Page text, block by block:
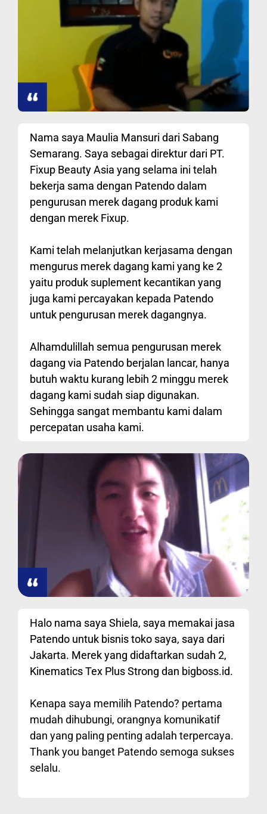
Nama saya Maulia Mansuri dari Sabang
Semarang. Saya sebagai direktur dari PT.
Fixup Beauty Asia yang selama ini telah
bekerja sama dengan Patendo dalam
pengurusan merek dagang produk kami
dengan merek Fixup.
Kami telah melanjutkan kerjasama dengan
mengurus merek dagang kami yang ke 2
yaitu produk suplement kecantikan yang
juga kami percayakan kepada Patendo
untuk pengurusan merek dagangnya.
Alhamdulillah semua pengurusan merek
dagang via Patendo berjalan lancar, hanya
butuh waktu kurang lebih 2 minggu merek
dagang kami sudah siap digunakan.
Sehingga sangat membantu kami dalam
percepatan usaha kami.
Halo nama saya Shiela, saya memakai jasa
Patendo untuk bisnis toko saya, saya dari
Jakarta. Merek yang didaftarkan sudah 2,
Kinematics Tex Plus Strong dan bigboss.id.
Kenapa saya memilih Patendo? pertama
mudah dihubungi, orangnya komunikatif
dan yang paling penting adalah terpercaya.
Thank you banget Patendo semoga sukses
selalu.